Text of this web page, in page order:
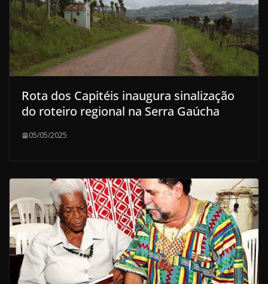
Rota dos Capitéis inaugura sinalização
do roteiro regional na Serra Gaúcha
05/05/2025